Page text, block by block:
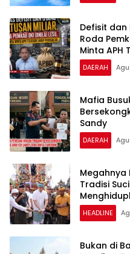
Defisit dan
Roda
Minta APH
DAERAH
Mafia
Sandy
DAERAH
Megahnya
Tradisi
Ikatan
HEADLINE
Bukan di